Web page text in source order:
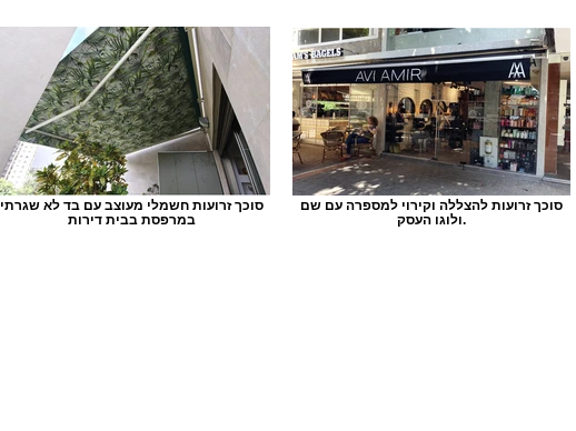
סוכך זרועות חשמלי מעוצב עם בד לא שגרתי
במרפסת בבית דירות
סוכך זרועות להצללה וקירוי למספרה עם שם
ולוגו העסק.